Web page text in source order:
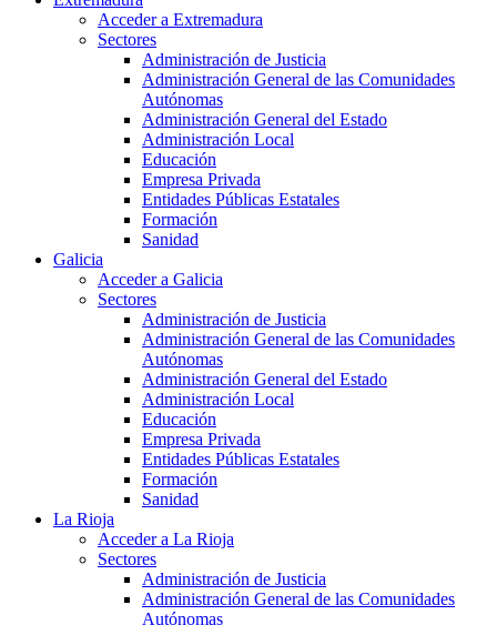
Acceder a Extremadura
Sectores
Administración de Justicia
Administración General de las Comunidades
Autónomas
Administración General del Estado
Administración Local
Educación
Empresa Privada
Entidades Públicas Estatales
Formación
Sanidad
Galicia
Acceder a Galicia
Sectores
Administración de Justicia
Administración General de las Comunidades
Autónomas
Administración General del Estado
Administración Local
Educación
Empresa Privada
Entidades Públicas Estatales
Formación
Sanidad
La Rioja
Acceder a La Rioja
Sectores
Administración de Justicia
Administración General de las Comunidades
Autónomas